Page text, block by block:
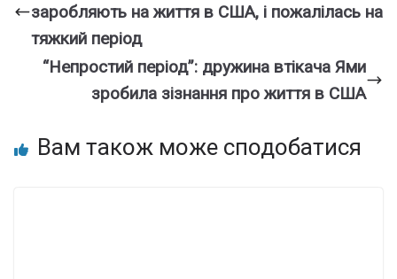
заробляють на життя в США, і пожалілась на
тяжкий період
“Непростий період”: дружина втікача Ями
зробила зізнання про життя в США
Вам також може сподобатися